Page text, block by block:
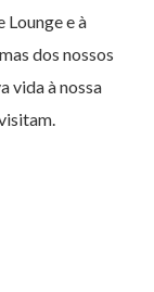
Lounge e à
dos nossos
vida à nossa